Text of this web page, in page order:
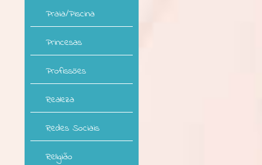
Praia/Piscina
Princesas
Profissões
Realeza
Redes Sociais
Religião